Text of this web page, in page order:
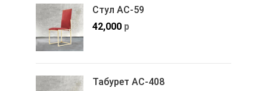
Стул АС-59
42,000 р
Табурет АС-408